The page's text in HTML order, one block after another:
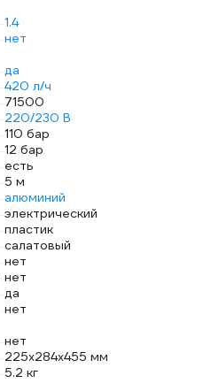
1.4
нет
да
420 л/ч
71500
220/230 В
110 бар
12 бар
есть
5 м
алюминий
электрический
пластик
салатовый
нет
нет
да
нет
нет
225x284x455 мм
5.2 кг